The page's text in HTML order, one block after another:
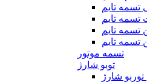
تسمه تایم
تسمه تایم
تایم
تایم
تسمه موتور
توبو شارژ
شارژ